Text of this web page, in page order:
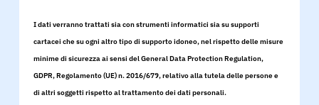
I dati verranno trattati sia con strumenti informatici sia su supporti
cartacei che su ogni altro tipo di supporto idoneo, nel rispetto delle misure
minime di sicurezza ai sensi del General Data Protection Regulation,
GDPR, Regolamento (UE) n. 2016/679, relativo alla tutela delle persone e
di altri soggetti rispetto al trattamento dei dati personali.